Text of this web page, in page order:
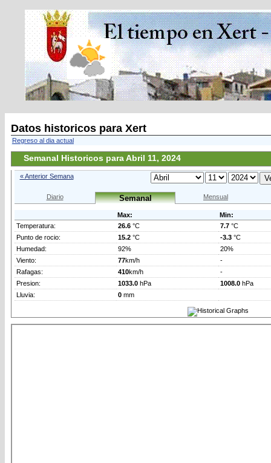
Datos historicos para Xert
Regreso al dia actual
Semanal Historicos para Abril 11, 2024
« Anterior Semana
Diario Semanal Mensual
Max:
Min:
Temperatura:
26.6 °C 7.7 °C
Punto de rocio:
15.2 °C -3.3 °C
Humedad:
92%
20%
Viento:
77km/h
-
Rafagas:
410km/h
-
Presion:
1033.0 hPa 1008.0 hPa
Lluvia:
0 mm